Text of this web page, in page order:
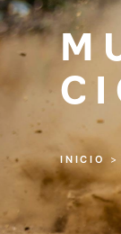
INICIO >